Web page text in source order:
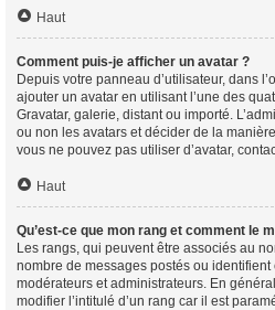
Haut
Comment puis-je afficher un avatar ?
Depuis votre panneau d’utilisateur, dans
ajouter un avatar en utilisant l’une des
Gravatar, galerie, distant ou importé.
ou non les avatars et décider de la
vous ne pouvez pas utiliser d’avatar,
Haut
Qu’est-ce que mon rang et comment le
Les rangs, qui peuvent être associés au
nombre de messages postés ou
modérateurs et administrateurs. En
modifier l’intitulé d’un rang car il est